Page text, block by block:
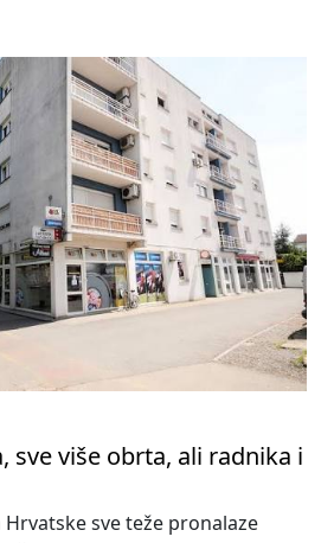
sve više obrta, ali radnika i
sve teže pronalaze